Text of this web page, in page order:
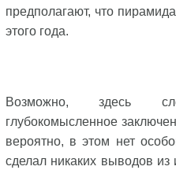
предполагают, что
этого года.
Возможно, здесь
глубокомысленное
вероятно, в этом нет
сделал никаких выводов